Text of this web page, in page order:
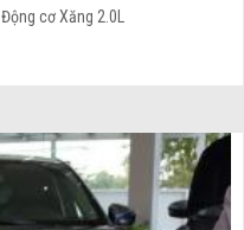
Động cơ Xăng 2.0L